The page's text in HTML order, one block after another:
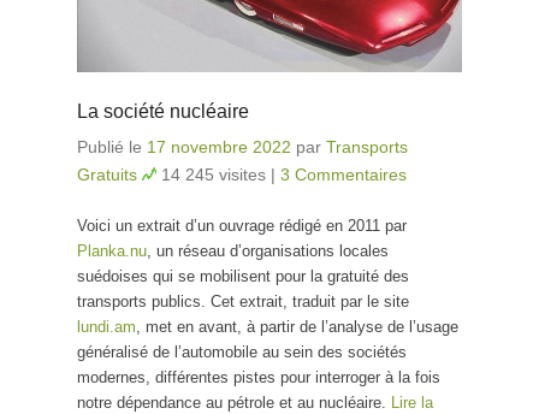
La société nucléaire
Publié le 17 novembre 2022 par Transports
Gratuits
14 245 visites | 3 Commentaires
Voici un extrait d’un ouvrage rédigé en 2011 par
Planka.nu, un réseau d’organisations locales
suédoises qui se mobilisent pour la gratuité des
transports publics. Cet extrait, traduit par le site
lundi.am, met en avant, à partir de l’analyse de l’usage
généralisé de l’automobile au sein des sociétés
modernes, différentes pistes pour interroger à la fois
notre dépendance au pétrole et au nucléaire. Lire la